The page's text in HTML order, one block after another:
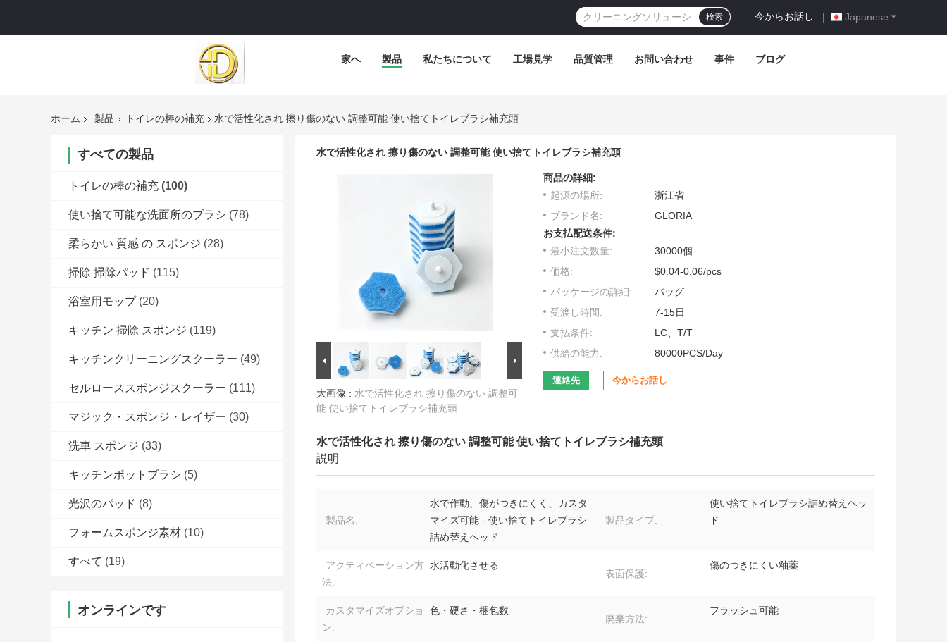
Japanese
今からお話し |
検索
家へ 製品 私たちについて 工場見学 品質管理 お問い合わせ 事件 ブログ
ホーム 製品 トイレの棒の補充 水で活性化され 擦り傷のない 調整可能 使い捨てトイレブラシ補充頭
すべての製品
トイレの棒の補充 (100)
使い捨て可能な洗面所のブラシ (78)
柔らかい 質感 の スポンジ (28)
掃除 掃除パッド (115)
浴室用モップ (20)
キッチン 掃除 スポンジ (119)
キッチンクリーニングスクーラー (49)
セルローススポンジスクーラー (111)
マジック・スポンジ・レイザー (30)
洗車 スポンジ (33)
キッチンポットブラシ (5)
光沢のパッド (8)
フォームスポンジ素材 (10)
すべて (19)
オンラインです
水で活性化され 擦り傷のない 調整可能 使い捨てトイレブラシ補充頭
大画像 : 水で活性化され 擦り傷のない 調整可
能 使い捨てトイレブラシ補充頭
商品の詳細:
起源の場所:
浙江省
ブランド名:
GLORIA
お支払配送条件:
最小注文数量:
30000個
価格:
$0.04-0.06/pcs
パッケージの詳細:
バッグ
受渡し時間:
7-15日
支払条件:
LC、T/T
供給の能力:
80000PCS/Day
連絡先 今からお話し
水で活性化され 擦り傷のない 調整可能 使い捨てトイレブラシ補充頭
説明
製品名:
水で作動、傷がつきにくく、カスタ
マイズ可能 - 使い捨てトイレブラシ
詰め替えヘッド
製品タイプ:
使い捨てトイレブラシ詰め替えヘッ
ド
アクティベーション方
法:
水活動化させる
表面保護:
傷のつきにくい釉薬
カスタマイズオプショ
ン:
色・硬さ・梱包数
廃棄方法:
フラッシュ可能